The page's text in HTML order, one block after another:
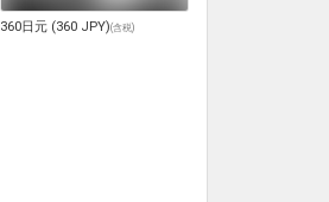
360日元 (360 JPY)(含税)